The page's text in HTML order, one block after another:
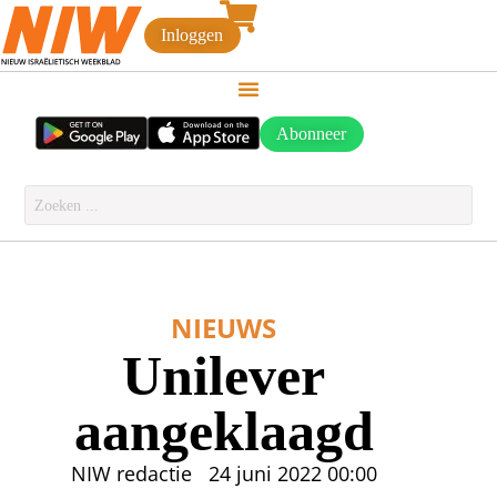
Inloggen
Abonneer
NIEUWS
Unilever
aangeklaagd
NIW redactie 24 juni 2022 00:00